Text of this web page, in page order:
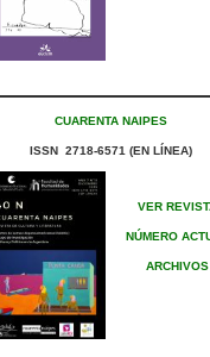
CUARENTA NAIPES
ISSN 2718-6571 (EN LÍNEA)
VER
NÚMERO
ARCHIVOS